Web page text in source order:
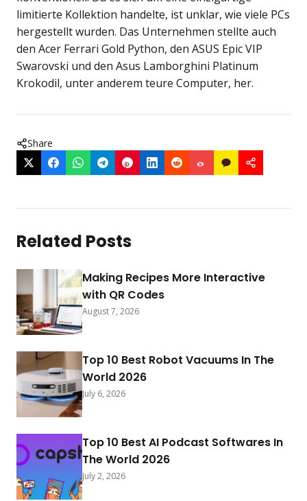
limitierte Kollektion handelte, ist unklar, wie viele PCs
hergestellt wurden. Das Unternehmen stellte auch
den Acer Ferrari Gold Python, den ASUS Epic VIP
Swarovski und den Asus Lamborghini Platinum
Krokodil, unter anderem teure Computer, her.
Share
Related Posts
Making Recipes More Interactive
with QR Codes
August 7, 2026
Top 10 Best Robot Vacuums In The
World 2026
July 6, 2026
Top 10 Best AI Podcast Softwares In
The World 2026
July 2, 2026